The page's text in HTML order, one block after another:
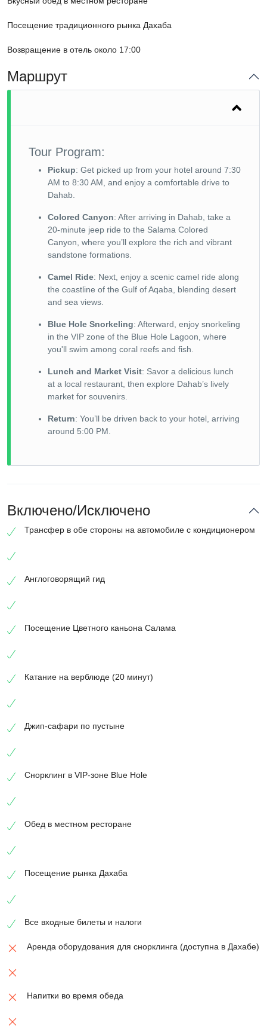
Посещение традиционного рынка Дахаба
Возвращение в отель около 17:00
Маршрут
Tour Program:
Pickup: Get picked up from your hotel around 7:30
AM to 8:30 AM, and enjoy a comfortable drive to
Dahab.
Colored Canyon: After arriving in Dahab, take a
20-minute jeep ride to the Salama Colored
Canyon, where you’ll explore the rich and vibrant
sandstone formations.
Camel Ride: Next, enjoy a scenic camel ride along
the coastline of the Gulf of Aqaba, blending desert
and sea views.
Blue Hole Snorkeling: Afterward, enjoy snorkeling
in the VIP zone of the Blue Hole Lagoon, where
you'll swim among coral reefs and fish.
Lunch and Market Visit: Savor a delicious lunch
at a local restaurant, then explore Dahab’s lively
market for souvenirs.
Return: You’ll be driven back to your hotel, arriving
around 5:00 PM.
Включено/Исключено
Трансфер в обе стороны на автомобиле с кондиционером
Англоговорящий гид
Посещение Цветного каньона Салама
Катание на верблюде (20 минут)
Джип-сафари по пустыне
Снорклинг в VIP-зоне Blue Hole
Обед в местном ресторане
Посещение рынка Дахаба
Все входные билеты и налоги
Аренда оборудования для снорклинга (доступна в Дахабе)
Напитки во время обеда